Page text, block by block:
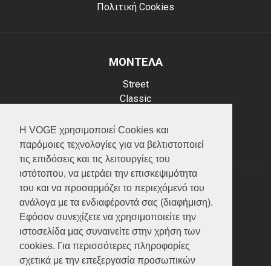
Η VOGE χρησιμοποιεί Cookies και
παρόμοιες τεχνολογίες για να βελτιστοποιεί
τις επιδόσεις και τις λειτουργίες του
ιστότοπου, να μετράει την επισκεψιμότητα
του και να προσαρμόζει το περιεχόμενό του
ανάλογα με τα ενδιαφέροντά σας (διαφήμιση).
Εφόσον συνεχίζετε να χρησιμοποιείτε την
ιστοσελίδα μας συναινείτε στην χρήση των
cookies. Για περισσότερες πληροφορίες
σχετικά με την επεξεργασία προσωπικών
Πολιτική Cookies
ΜΟΝΤΕΛΑ
Street
Classic
Scooter
ATV (Loncin)
ΥΠΗΡΕΣΙΕΣ
Test ride
Επικοινωνία
Service
Κατάλογος